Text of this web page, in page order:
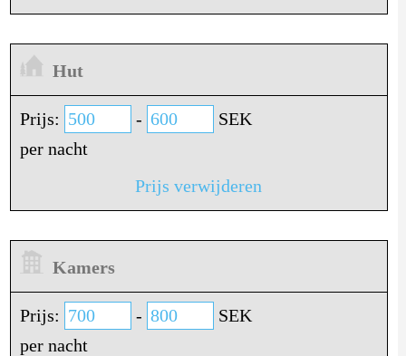
Hut
Prijs: -
SEK
per nacht
Prijs verwijderen
Kamers
Prijs: -
SEK
per nacht